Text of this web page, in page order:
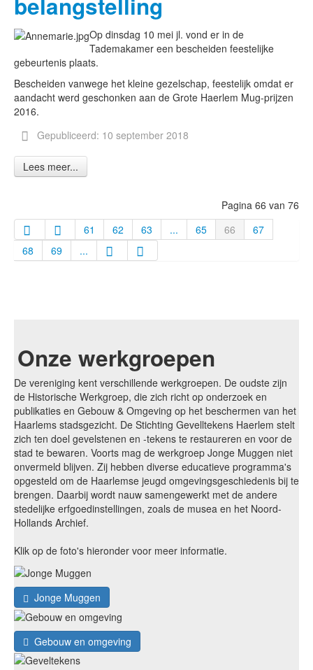
Op dinsdag 10 mei jl. vond er in de
Tademakamer een bescheiden feestelijke
gebeurtenis plaats.
Bescheiden vanwege het kleine gezelschap, feestelijk omdat er
aandacht werd geschonken aan de Grote Haerlem Mug-prijzen
2016.
Gepubliceerd: 10 september 2018
Lees meer...
Pagina 66 van 76
61
62 63 ... 65 66
67
68
69 ...
Onze werkgroepen
De vereniging kent verschillende werkgroepen. De oudste zijn
de Historische Werkgroep, die zich richt op onderzoek en
publikaties en Gebouw & Omgeving op het beschermen van het
Haarlems stadsgezicht. De Stichting Gevelltekens Haerlem stelt
zich ten doel gevelstenen en -tekens te restaureren en voor de
stad te bewaren. Voorts mag de werkgroep Jonge Muggen niet
onvermeld blijven. Zij hebben diverse educatieve programma's
opgesteld om de Haarlemse jeugd omgevingsgeschiedenis bij te
brengen. Daarbij wordt nauw samengewerkt met de andere
stedelijke erfgoedinstellingen, zoals de musea en het Noord-
Hollands Archief.
Klik op de foto's hieronder voor meer informatie.
Jonge Muggen
Gebouw en omgeving